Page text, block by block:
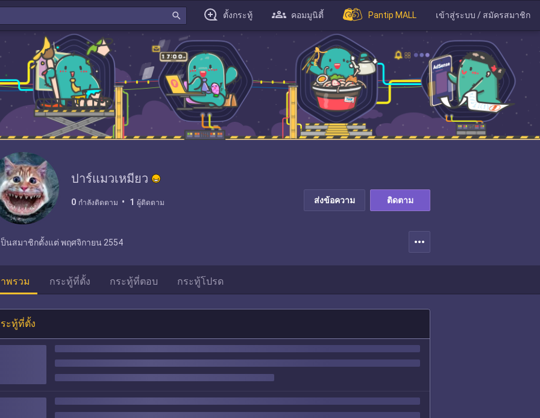
search ตั้งกระทู้ คอมมูนิตี้ Pantip MALL เข้าสู่ระบบ / สมัครสมาชิก
ปาร์แมวเหมียว
0 กำลังติดตาม 1 ผู้ติดตาม ส่งข้อความ ติดตาม
ป็นสมาชิกตั้งแต่ พฤศจิกายน 2554 more_horiz
พรวม กระทู้ที่ตั้ง กระทู้ที่ตอบ กระทู้โปรด
ะทู้ที่ตั้ง